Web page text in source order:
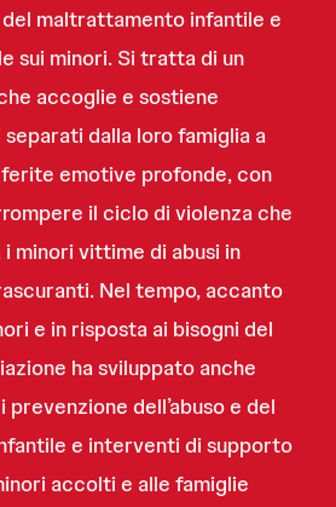
maltrattamento infantile e
sui minori. Si tratta di un
accoglie e sostiene
dalla loro famiglia a
emotive profonde, con
il ciclo di violenza che
minori vittime di abusi in
Nel tempo, accanto
e in risposta ai bisogni del
ha sviluppato anche
dell’abuso e del
e interventi di supporto
accolti e alle famiglie